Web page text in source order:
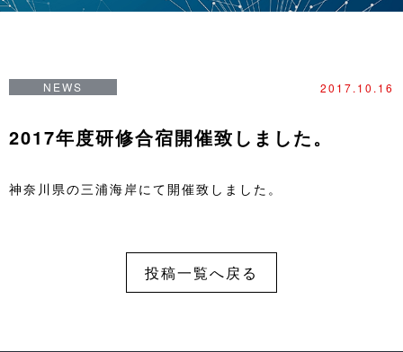
NEWS 2017.10.16
2017年度研修合宿開催致しました。
神奈川県の三浦海岸にて開催致しました。
投稿一覧へ戻る